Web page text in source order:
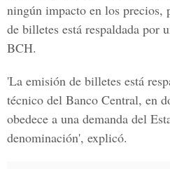
ningún impacto en los precios,
de billetes está respaldada por
BCH.
'La emisión de billetes está
técnico del Banco Central, en
obedece a una demanda del
denominación', explicó.